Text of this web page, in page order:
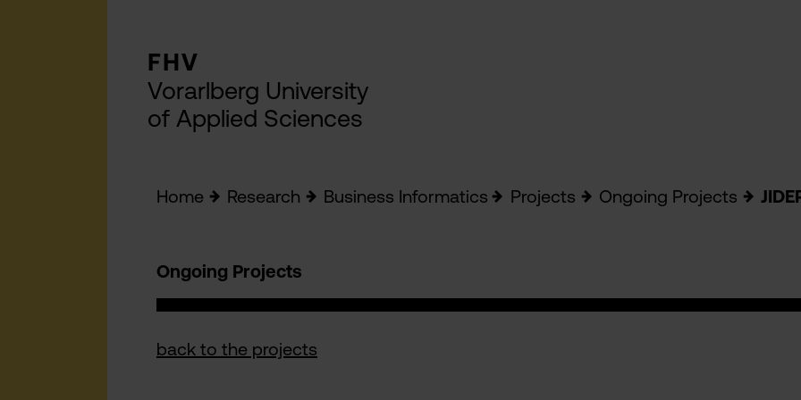
FHV
Vorarlberg University
of Applied Sciences
Home Research Business Informatics Projects Ongoing Projects
Ongoing Projects
back to the projects